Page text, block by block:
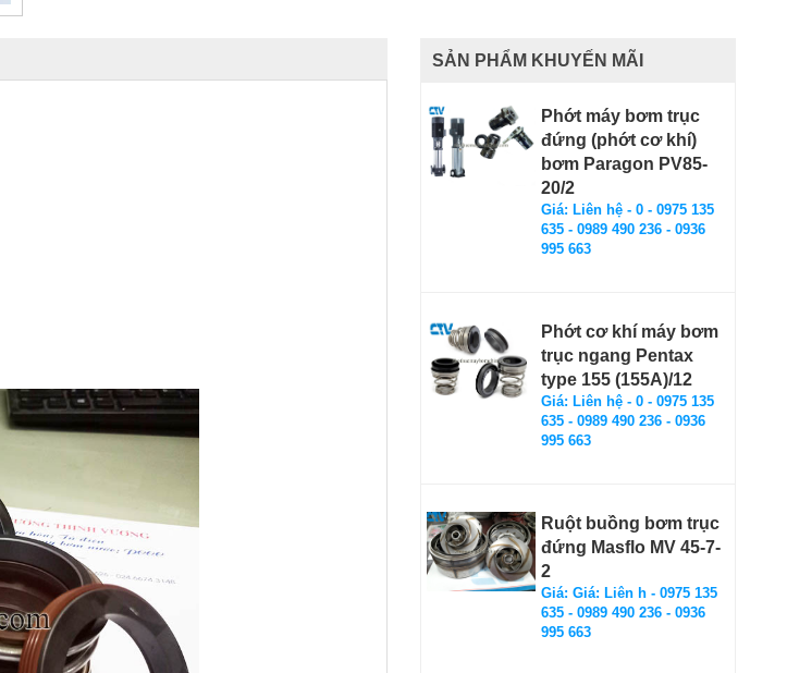
SẢN PHẨM KHUYẾN MÃI
Phớt máy bơm trục
đứng (phớt cơ khí)
bơm Paragon PV85-
20/2
Giá: Liên hệ - 0 - 0975 135
635 - 0989 490 236 - 0936
995 663
Phớt cơ khí máy bơm
trục ngang Pentax
type 155 (155A)/12
Giá: Liên hệ - 0 - 0975 135
635 - 0989 490 236 - 0936
995 663
Ruột buồng bơm trục
đứng Masflo MV 45-7-
2
Giá: Giá: Liên h - 0975 135
635 - 0989 490 236 - 0936
995 663